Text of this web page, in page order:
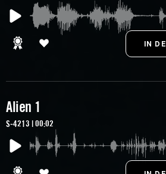
Alien 1
S-4213 | 00:02